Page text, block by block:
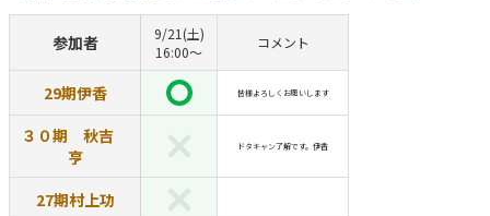
参加者
9/21(土)
16:00～
コメント
29期伊香 皆様よろしくお願いします
３０期 秋吉
亨
ドタキャン了解です。伊香
27期村上功